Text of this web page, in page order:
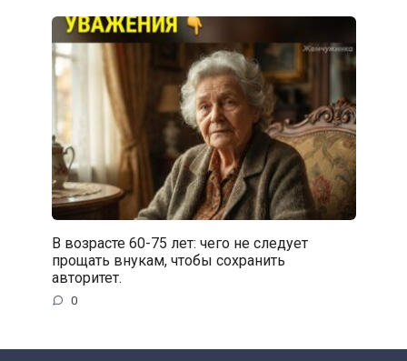
В возрасте 60-75 лет: чего не следует
прощать внукам, чтобы сохранить
авторитет.
0